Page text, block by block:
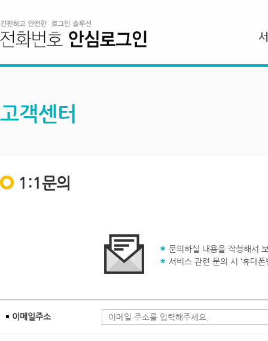
고객센터
1:1문의
문의하실 내용을 작성해서
서비스 관련 문의 시 ‘휴대
이메일주소